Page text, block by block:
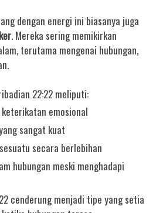
dengan energi ini biasanya juga
. Mereka sering memikirkan
terutama mengenai hubungan,
22:22 meliputi:
emosional
sangat kuat
secara berlebihan
hubungan meski menghadapi
cenderung menjadi tipe yang setia